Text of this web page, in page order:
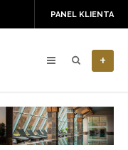
PANEL KLIENTA
+